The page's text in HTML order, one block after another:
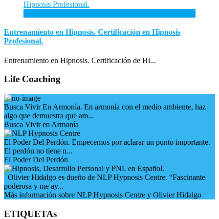
Entrenamiento en Hipnosis. Certificación en Hipnosis
Profesional.
Entrenamiento en Hipnosis. Certificación de Hi...
Life Coaching
Busca Vivir En Armonía. En armonía con el medio ambiente, haz
algo que demuestra que am...
Busca Vivir en Armonía
El Poder Del Perdón. Empecemos por aclarar un punto importante.
El perdón no tiene n...
El Poder Del Perdón
Olivier Hidalgo es dueño de NLP Hypnosis Centre. “Fascinante
poderosa y me ay...
Más información sobre NLP Hypnosis Centre y Olivier Hidalgo
ETIQUETAs